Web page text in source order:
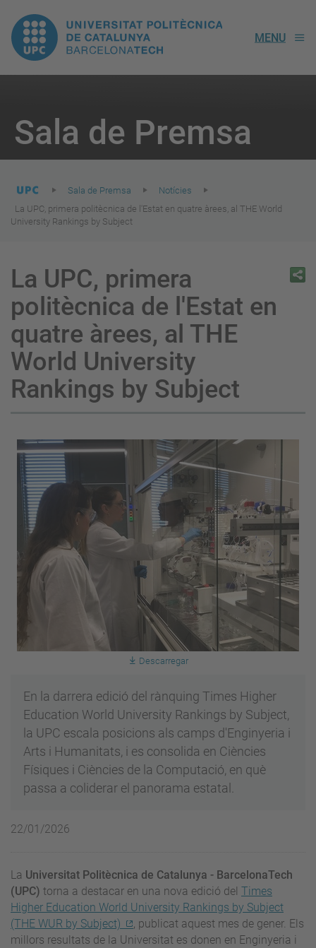
UPC.
Universitat
de
Catalunya
MENU
Sala de Premsa
here:
Sala de Premsa
Notícies
La UPC, primera politècnica de l'Estat en quatre àrees, al THE World
University Rankings by Subject
La UPC, primera
politècnica de l'Estat en
quatre àrees, al THE
World University
Rankings by Subject
Descarregar
En la darrera edició del rànquing Times Higher
Education World University Rankings by Subject,
la UPC escala posicions als camps d'Enginyeria i
Arts i Humanitats, i es consolida en Ciències
Físiques i Ciències de la Computació, en què
passa a coliderar el panorama estatal.
22/01/2026
La Universitat Politècnica de Catalunya - BarcelonaTech
(UPC) torna a destacar en una nova edició del Times
Higher Education World University Rankings by Subject
(THE WUR by Subject)
, publicat aquest mes de gener. Els
millors resultats de la Universitat es donen en Enginyeria i